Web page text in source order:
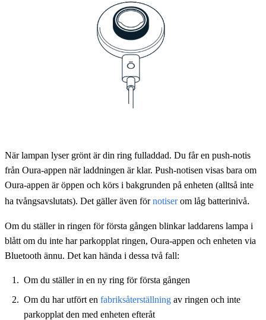
När lampan lyser grönt är din ring fulladdad. Du får en push-notis
från Oura-appen när laddningen är klar. Push-notisen visas bara om
Oura-appen är öppen och körs i bakgrunden på enheten (alltså inte
ha tvångsavslutats). Det gäller även förnotiserom låg batterinivå.
Om du ställer in ringen för första gången blinkar laddarens lampa i
blått om du inte har parkopplat ringen, Oura-appen och enheten via
Bluetooth ännu. Det kan hända i dessa två fall:
Om du ställer in en ny ring för första gången
Om du har utfört en fabriksåterställning av ringen och inte
parkopplat den med enheten efteråt